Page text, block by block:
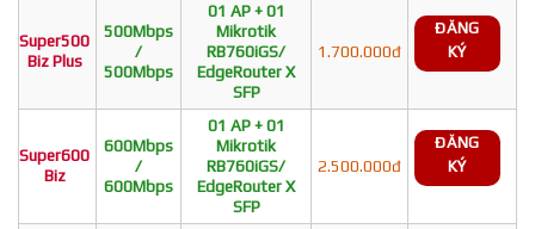
Super500
Biz Plus
500Mbps
/
500Mbps
01 AP + 01
Mikrotik
RB760iGS/
EdgeRouter X
SFP
1.700.000đ
ĐĂNG
KÝ
Super600
Biz
600Mbps
/
600Mbps
01 AP + 01
Mikrotik
RB760iGS/
EdgeRouter X
SFP
2.500.000đ
ĐĂNG
KÝ